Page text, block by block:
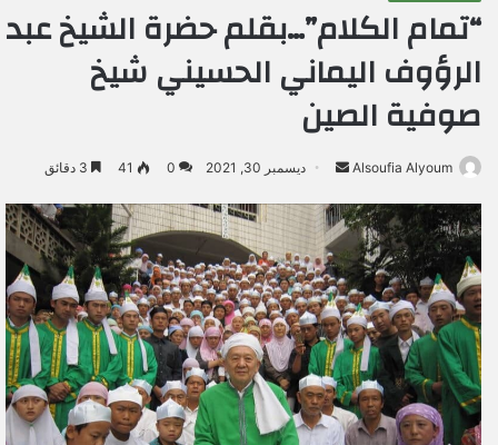
“تمام الكلام”…بقلم حضرة الشيخ عبد
الرؤوف اليماني الحسيني شيخ
صوفية الصين
Alsoufia Alyoum
س
ل
ب
ر
ي
د
ا
إ
ل
ديسمبر 30, 2021 0
41